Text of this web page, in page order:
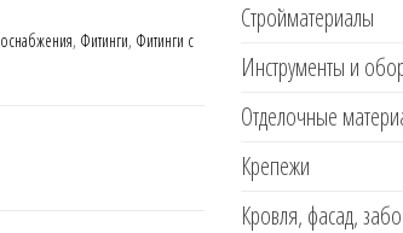
, Фитинги, Фитинги с
Стройматериалы
Инструменты и
Отделочные
Крепежи
Кровля, фасад,